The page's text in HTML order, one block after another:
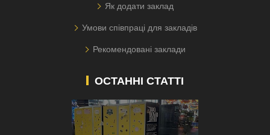
Як додати заклад
Умови співпраці для закладів
Рекомендовані заклади
ОСТАННІ СТАТТІ